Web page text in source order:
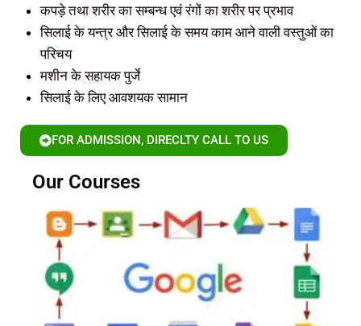
कपड़े तथा शरीर का सम्बन्ध एवं रंगों का शरीर पर प्रभाव
सिलाई के यन्त्र और सिलाई के समय काम आने वाली वस्तुओं का
परिचय
मशीन के सहायक पुर्जे
सिलाई के लिए आवशयक सामान
FOR ADMISSION, DIRECLTY CALL TO US
Our Courses